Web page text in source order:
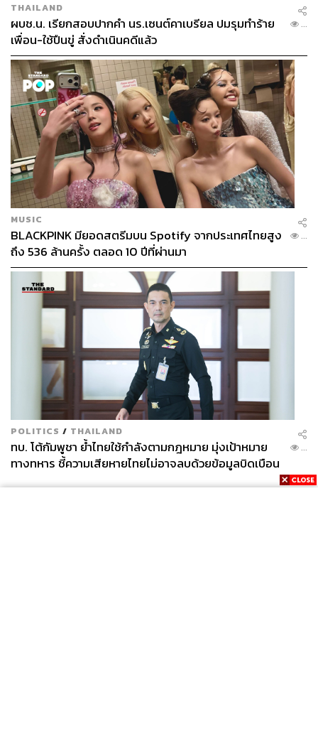
THAILAND
ผบช.น. เรียกสอบปากคำ นร.เซนต์คาเบรียล ปมรุมทำร้าย
เพื่อน-ใช้ปืนขู่ สั่งดำเนินคดีแล้ว
...
MUSIC
BLACKPINK มียอดสตรีมบน Spotify จากประเทศไทยสูง
ถึง 536 ล้านครั้ง ตลอด 10 ปีที่ผ่านมา
...
POLITICS / THAILAND
ทบ. โต้กัมพูชา ย้ำไทยใช้กำลังตามกฎหมาย มุ่งเป้าหมาย
ทางทหาร ชี้ความเสียหายไทยไม่อาจลบด้วยข้อมูลบิดเบือน
...